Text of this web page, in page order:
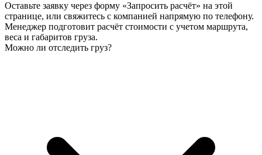
Оставьте заявку через форму «Запросить расчёт» на этой
странице, или свяжитесь с компанией напрямую по телефону.
Менеджер подготовит расчёт стоимости с учетом маршрута,
веса и габаритов груза.
Можно ли отследить груз?